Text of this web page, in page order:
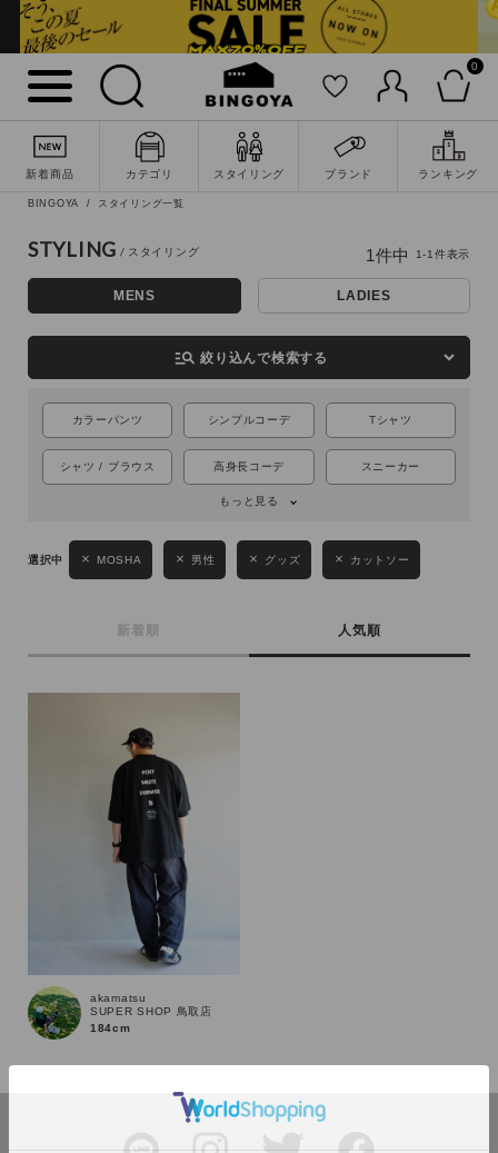
0
新着商品 カテゴリ スタイリング ブランド ランキング
詳細検索
キーワード
BINGOYA スタイリング一覧
STYLING
MENS LADIES
manage_search 絞り込んで検索する
カラーパンツ シンプルコーデ Tシャツ
シャツ / ブラウス 高身長コーデ スニーカー
もっと見る
MOSHA 男性 グッズ カットソー
新着順 人気順
1件中 1-1件表示
akamatsu
SUPER SHOP 鳥取店
184cm